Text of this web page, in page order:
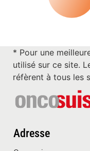
* Pour une
utilisé sur ce site.
réfèrent à tous les
Adresse